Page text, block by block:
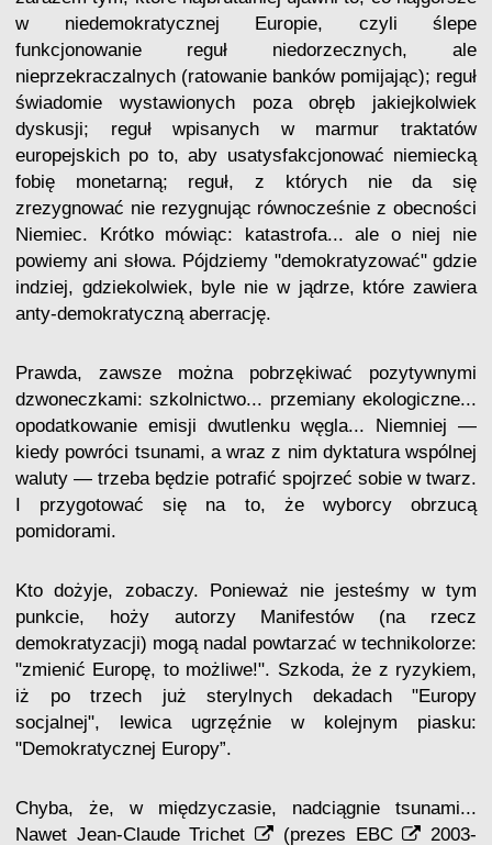
w niedemokratycznej Europie, czyli ślepe
funkcjonowanie reguł niedorzecznych, ale
nieprzekraczalnych (ratowanie banków pomijając); reguł
świadomie wystawionych poza obręb jakiejkolwiek
dyskusji; reguł wpisanych w marmur traktatów
europejskich po to, aby usatysfakcjonować niemiecką
fobię monetarną; reguł, z których nie da się
zrezygnować nie rezygnując równocześnie z obecności
Niemiec. Krótko mówiąc: katastrofa... ale o niej nie
powiemy ani słowa. Pójdziemy "demokratyzować" gdzie
indziej, gdziekolwiek, byle nie w jądrze, które zawiera
anty-demokratyczną aberrację.
Prawda, zawsze można pobrzękiwać pozytywnymi
dzwoneczkami: szkolnictwo... przemiany ekologiczne...
opodatkowanie emisji dwutlenku węgla... Niemniej —
kiedy powróci tsunami, a wraz z nim dyktatura wspólnej
waluty — trzeba będzie potrafić spojrzeć sobie w twarz.
I przygotować się na to, że wyborcy obrzucą
pomidorami.
Kto dożyje, zobaczy. Ponieważ nie jesteśmy w tym
punkcie, hoży autorzy Manifestów (na rzecz
demokratyzacji) mogą nadal powtarzać w technikolorze:
"zmienić Europę, to możliwe!". Szkoda, że z ryzykiem,
iż po trzech już sterylnych dekadach "Europy
socjalnej", lewica ugrzęźnie w kolejnym piasku:
"Demokratycznej Europy”.
Chyba, że, w międzyczasie, nadciągnie tsunami...
Nawet Jean-Claude Trichet (prezes EBC
2003-